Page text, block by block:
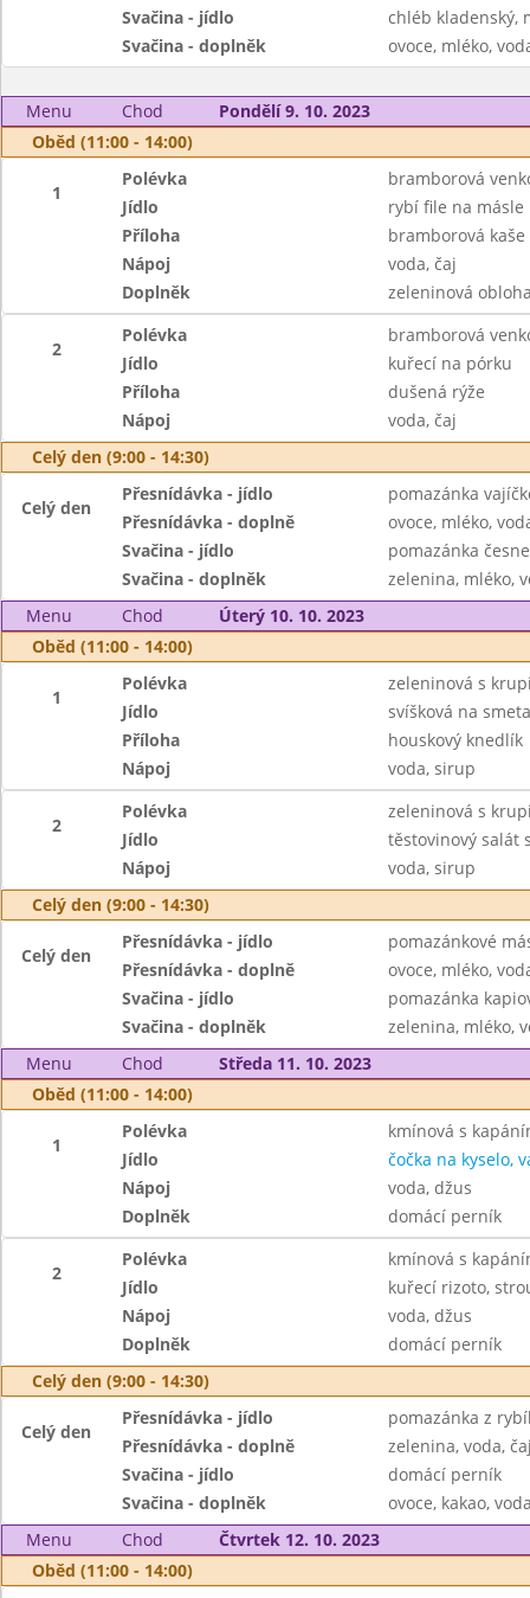
Svačina - jídlo
chléb kladenský,
Svačina - doplněk
ovoce, mléko,
Menu Chod
Pondělí 9. 10. 2023
Oběd (11:00 - 14:00)
1
Polévka
bramborová
Jídlo
rybí file na másle
Příloha
bramborová kaše
Nápoj
voda, čaj
Doplněk
zeleninová
2
Polévka
bramborová
Jídlo
kuřecí na pórku
Příloha
dušená rýže
Nápoj
voda, čaj
Celý den (9:00 - 14:30)
Celý den
Přesnídávka - jídlo
pomazánka
Přesnídávka - doplně
ovoce, mléko,
Svačina - jídlo
pomazánka
Svačina - doplněk
zelenina, mléko,
Menu
Chod
Úterý 10. 10. 2023
Oběd (11:00 - 14:00)
1
Polévka
zeleninová s
Jídlo
svíšková na
Příloha
houskový knedlík
Nápoj
voda, sirup
2
Polévka
zeleninová s
Jídlo
těstovinový salát
Nápoj
voda, sirup
Celý den (9:00 - 14:30)
Celý den
Přesnídávka - jídlo
pomazánkové
Přesnídávka - doplně
ovoce, mléko,
Svačina - jídlo
pomazánka
Svačina - doplněk
zelenina, mléko,
Menu
Chod
Středa 11. 10. 2023
Oběd (11:00 - 14:00)
1
Polévka
kmínová s
Jídlo
čočka na kyselo,
Nápoj
voda, džus
Doplněk
domácí perník
2
Polévka
kmínová s
Jídlo
kuřecí rizoto,
Nápoj
voda, džus
Doplněk
domácí perník
Celý den (9:00 - 14:30)
Celý den
Přesnídávka - jídlo
pomazánka z
Přesnídávka - doplně
zelenina, voda,
Svačina - jídlo
domácí perník
Svačina - doplněk
ovoce, kakao,
Menu
Chod
Čtvrtek 12. 10. 2023
Oběd (11:00 - 14:00)